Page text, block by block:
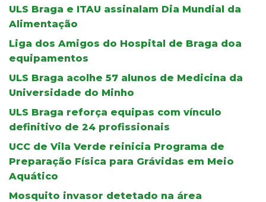
ULS Braga e ITAU assinalam Dia Mundial da
Alimentação
Liga dos Amigos do Hospital de Braga doa
equipamentos
ULS Braga acolhe 57 alunos de Medicina da
Universidade do Minho
ULS Braga reforça equipas com vínculo
definitivo de 24 profissionais
UCC de Vila Verde reinicia Programa de
Preparação Física para Grávidas em Meio
Aquático
Mosquito invasor detetado na área